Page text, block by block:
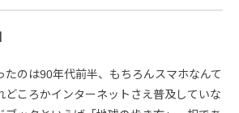
たのは90年代前半、もちろんスマホなんて
どころかインターネットさえ普及していな